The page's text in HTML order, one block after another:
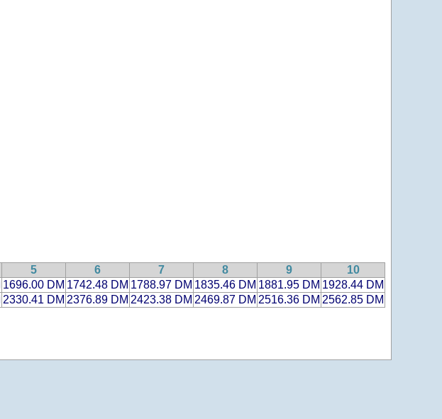
5 6 7 8 9
10
1696.00 DM 1742.48 DM 1788.97 DM 1835.46 DM 1881.95 DM 1928.44 DM
2330.41 DM 2376.89 DM 2423.38 DM 2469.87 DM 2516.36 DM 2562.85 DM